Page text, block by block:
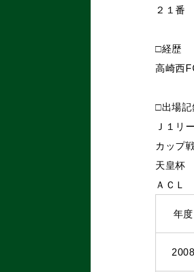
２１番
□経歴
高崎西
□出場記
Ｊ１
カッ
天皇
ＡＣ
年度
2008